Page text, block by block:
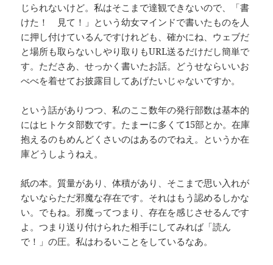
じられないけど。私はそこまで達観できないので、「書
けた！ 見て！」という幼女マインドで書いたものを人
に押し付けているんですけれども、確かにね、ウェブだ
と場所も取らないしやり取りもURL送るだけだし簡単で
す。たださあ、せっかく書いたお話。どうせならいいお
べべを着せてお披露目してあげたいじゃないですか。
という話がありつつ、私のここ数年の発行部数は基本的
にはヒトケタ部数です。たまーに多くて15部とか。在庫
抱えるのもめんどくさいのはあるのでねえ。というか在
庫どうしようねえ。
紙の本。質量があり、体積があり、そこまで思い入れが
ないならただ邪魔な存在です。それはもう認めるしかな
い。でもね。邪魔ってつまり、存在を感じさせるんです
よ。つまり送り付けられた相手にしてみれば「読ん
で！」の圧。私はわるいことをしているなあ。